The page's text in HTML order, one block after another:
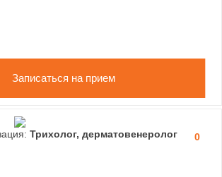
Записаться на прием
0
Трихолог, дерматовенеролог